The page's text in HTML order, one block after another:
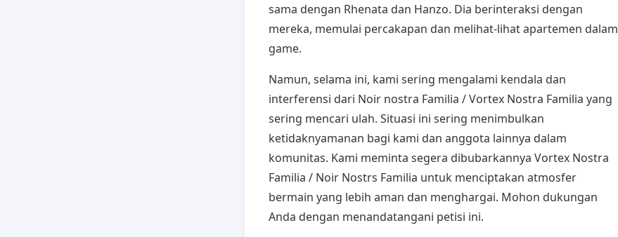
sama dengan Rhenata dan Hanzo. Dia berinteraksi dengan
mereka, memulai percakapan dan melihat-lihat apartemen dalam
game.
Namun, selama ini, kami sering mengalami kendala dan
interferensi dari Noir nostra Familia / Vortex Nostra Familia yang
sering mencari ulah. Situasi ini sering menimbulkan
ketidaknyamanan bagi kami dan anggota lainnya dalam
komunitas. Kami meminta segera dibubarkannya Vortex Nostra
Familia / Noir Nostrs Familia untuk menciptakan atmosfer
bermain yang lebih aman dan menghargai. Mohon dukungan
Anda dengan menandatangani petisi ini.